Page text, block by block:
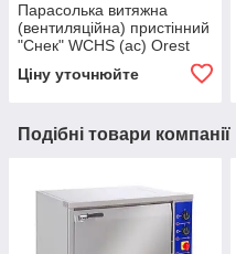
Парасолька витяжна
(вентиляційна) пристінний
"Снек" WCHS (ac) Orest
Ціну уточнюйте
Подібні товари компанії